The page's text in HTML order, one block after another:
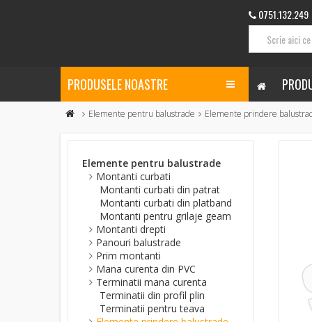
0751.132.249
PRODUSELE NOASTRE
Elemente pentru balustrade Elemente prindere
Elemente pentru balustrade
Montanti curbati
Montanti curbati din patrat
Montanti curbati din platband
Montanti pentru grilaje geam
Montanti drepti
Panouri balustrade
Prim montanti
Mana curenta din PVC
Terminatii mana curenta
Terminatii din profil plin
Terminatii pentru teava